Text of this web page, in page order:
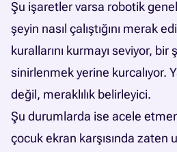
Şu işaretler varsa robotik
şeyin nasıl çalıştığını merak
kurallarını kurmayı seviyor,
sinirlenmek yerine kurcalıyor.
değil, meraklılık belirleyici.
Şu durumlarda ise acele
çocuk ekran karşısında zaten